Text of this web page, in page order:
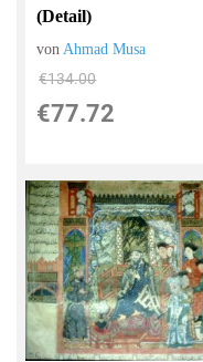
(Detail)
von Ahmad Musa
€134.00
€77.72